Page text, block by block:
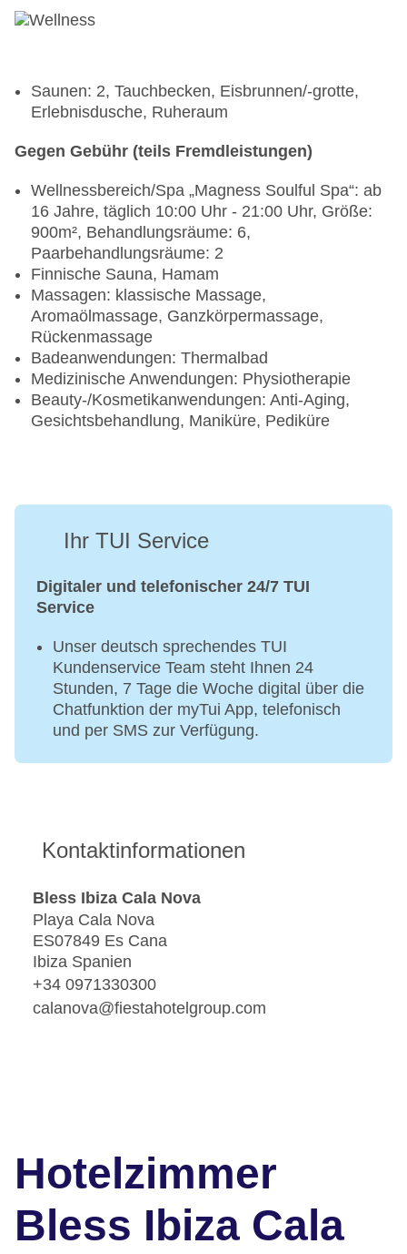
Saunen: 2, Tauchbecken, Eisbrunnen/-grotte,
Erlebnisdusche, Ruheraum
Gegen Gebühr (teils Fremdleistungen)
Wellnessbereich/Spa „Magness Soulful Spa“: ab
16 Jahre, täglich 10:00 Uhr - 21:00 Uhr, Größe:
900m², Behandlungsräume: 6,
Paarbehandlungsräume: 2
Finnische Sauna, Hamam
Massagen: klassische Massage,
Aromaölmassage, Ganzkörpermassage,
Rückenmassage
Badeanwendungen: Thermalbad
Medizinische Anwendungen: Physiotherapie
Beauty-/Kosmetikanwendungen: Anti-Aging,
Gesichtsbehandlung, Maniküre, Pediküre
Ihr TUI Service
Digitaler und telefonischer 24/7 TUI
Service
Unser deutsch sprechendes TUI
Kundenservice Team steht Ihnen 24
Stunden, 7 Tage die Woche digital über die
Chatfunktion der myTui App, telefonisch
und per SMS zur Verfügung.
Kontaktinformationen
Bless Ibiza Cala Nova
Playa Cala Nova
ES07849 Es Cana
Ibiza Spanien
+34 0971330300
calanova@fiestahotelgroup.com
Hotelzimmer
Bless Ibiza Cala